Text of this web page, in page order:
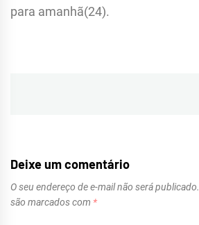
para amanhã(24).
Post
Deixe um comentário
O seu endereço de e-mail não será publicado.
são marcados com *